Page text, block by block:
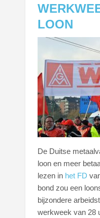
LOON
De Duitse
loon en meer
lezen in het FD
bond zou een
bijzondere
werkweek van 28